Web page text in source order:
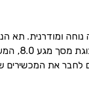
ומודרנית. תא
קלים